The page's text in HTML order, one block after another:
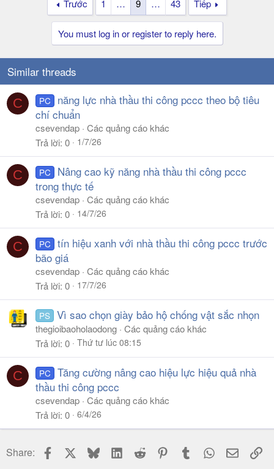
Trước 1 … 9 … 43 Tiếp
You must log in or register to reply here.
Similar threads
C PC
năng lực nhà thầu thi công pccc theo bộ tiêu
chí chuẩn
csevendap Các quảng cáo khác
Trả lời 0 1/7/26
C PC
Nâng cao kỹ năng nhà thầu thi công pccc
trong thực tế
csevendap Các quảng cáo khác
Trả lời 0 14/7/26
C PC tín hiệu xanh với nhà thầu thi công pccc trước
bão giá
csevendap Các quảng cáo khác
Trả lời 0 17/7/26
PS Vì sao chọn giày bảo hộ chống vật sắc nhọn
thegioibaoholaodong Các quảng cáo khác
Trả lời 0 Thứ tư lúc 08:15
C PC Tăng cường nâng cao hiệu lực hiệu quả nhà
thầu thi công pccc
csevendap Các quảng cáo khác
Trả lời 0 6/4/26
Share: Facebook BlueskyLinkedIn
Reddit PinterestTumblr WhatsApp
Email